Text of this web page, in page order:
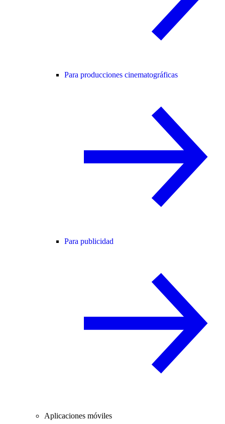
Para producciones cinematográficas
Para publicidad
Aplicaciones móviles